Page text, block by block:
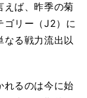
えば、昨季の菊
ゴリー（J2）に
なる戦力流出以
るのは今に始